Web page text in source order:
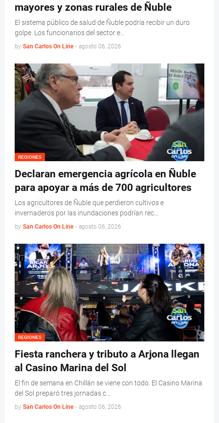
mayores y zonas rurales de Ñuble
El sistema público de salud de Ñuble podría recibir un duro
golpe. Los funcionarios del sector e…
by San Carlos On Line - agosto 06, 2026
REGIONES
Declaran emergencia agrícola en Ñuble
para apoyar a más de 700 agricultores
Los agricultores de Ñuble que perdieron cultivos e
invernaderos por las inundaciones podrían rec…
by San Carlos On Line - agosto 06, 2026
REGIONES
Fiesta ranchera y tributo a Arjona llegan
al Casino Marina del Sol
El fin de semana en Chillán se viene con todo. El Casino Marina
del Sol preparó tres jornadas c…
by San Carlos On Line - agosto 06, 2026